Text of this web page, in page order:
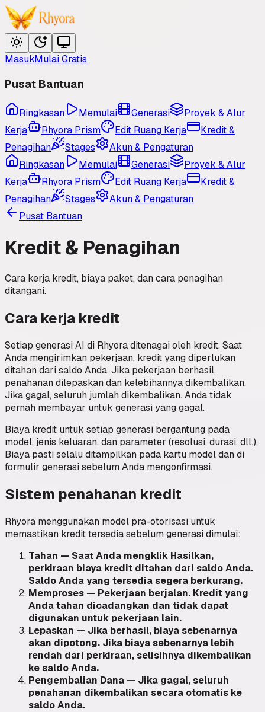
MasukMulai Gratis
Pusat Bantuan
Ringkasan Memulai Generasi
Proyek & Alur
Kerja
Rhyora Prism Edit Ruang Kerja
Kredit &
Penagihan
Stages
Akun & Pengaturan
Ringkasan
Memulai Generasi
Proyek & Alur
Kerja
Rhyora Prism Edit Ruang Kerja
Kredit &
Penagihan
Stages
Akun & Pengaturan
Pusat Bantuan
Kredit & Penagihan
Cara kerja kredit, biaya paket, dan cara penagihan
ditangani.
Cara kerja kredit
Setiap generasi AI di Rhyora ditenagai oleh kredit. Saat
Anda mengirimkan pekerjaan, kredit yang diperlukan
ditahan dari saldo Anda. Jika pekerjaan berhasil,
penahanan dilepaskan dan kelebihannya dikembalikan.
Jika gagal, seluruh jumlah dikembalikan. Anda tidak
pernah membayar untuk generasi yang gagal.
Biaya kredit untuk setiap generasi bergantung pada
model, jenis keluaran, dan parameter (resolusi, durasi, dll.).
Biaya pasti selalu ditampilkan pada kartu model dan di
formulir generasi sebelum Anda mengonfirmasi.
Sistem penahanan kredit
Rhyora menggunakan model pra-otorisasi untuk
memastikan kredit tersedia sebelum generasi dimulai:
Tahan — Saat Anda mengklik Hasilkan,
perkiraan biaya kredit ditahan dari saldo Anda.
Saldo Anda yang tersedia segera berkurang.
Memproses — Pekerjaan berjalan. Kredit yang
Anda tahan dicadangkan dan tidak dapat
digunakan untuk pekerjaan lain.
Lepaskan — Jika berhasil, biaya sebenarnya
akan dipotong. Jika biaya sebenarnya lebih
rendah dari perkiraan, selisihnya dikembalikan
ke saldo Anda.
Pengembalian Dana — Jika gagal, seluruh
penahanan dikembalikan secara otomatis ke
saldo Anda.